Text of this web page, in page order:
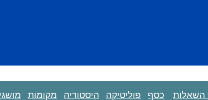
השאלות כסף פוליטיקה היסטוריה מקומות